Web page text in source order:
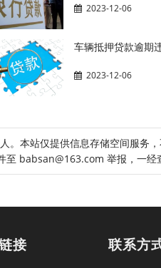
2023-12-06
车辆抵押贷款逾期
2023-12-06
。本站仅提供信息存储空间服务
babsan@163.com 举报，一经
接 联系方